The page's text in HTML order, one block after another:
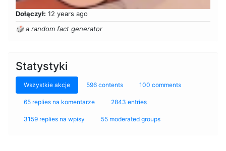
Dołączył: 12 years ago
🎲 a random fact generator
Statystyki
Wszystkie akcje 596 contents 100 comments
65 replies na komentarze 2843 entries
3159 replies na wpisy 55 moderated groups